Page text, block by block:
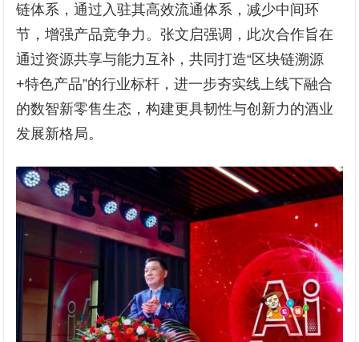
链体系，通过入驻其高效流通体系，减少中间环
节，增强产品竞争力。张文启强调，此次合作旨在
通过资源共享与能力互补，共同打造“区块链溯源
+特色产品”的行业标杆，进一步夯实线上线下融合
的数智新零售生态，构建更具韧性与创新力的酒业
发展新格局。